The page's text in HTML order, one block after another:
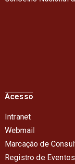
Acesso
Intranet
Webmail
Marcação de
Registro de